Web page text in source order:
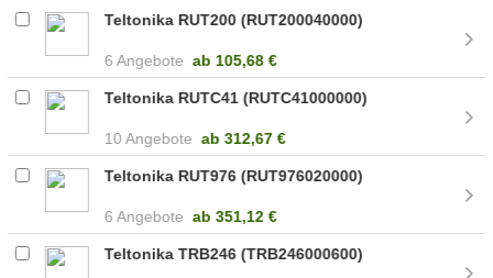
Teltonika RUT200 (RUT200040000)
6 Angebote ab 105,68 €
Teltonika RUTC41 (RUTC41000000)
10 Angebote ab 312,67 €
Teltonika RUT976 (RUT976020000)
6 Angebote ab 351,12 €
Teltonika TRB246 (TRB246000600)